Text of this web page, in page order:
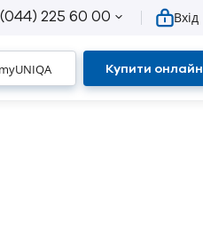
225 60 00 Вхід
Купити онлайн